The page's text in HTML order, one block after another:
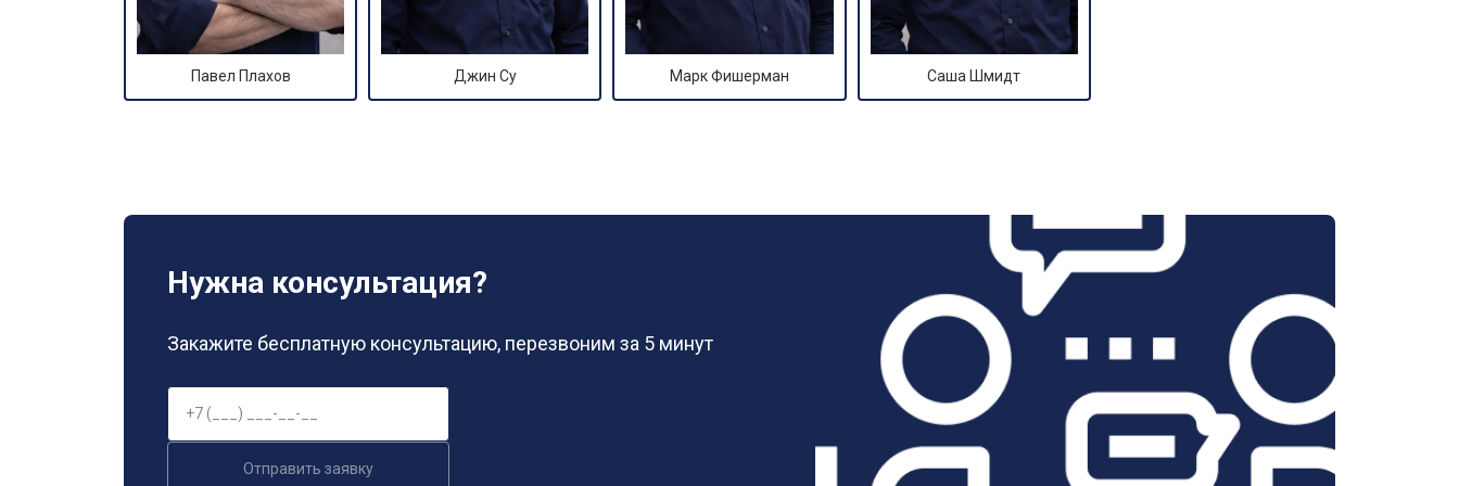
Павел Плахов Джин Су Марк Фишерман Саша Шмидт
Нужна консультация?
Закажите бесплатную консультацию, перезвоним за 5 минут
Отправить заявку